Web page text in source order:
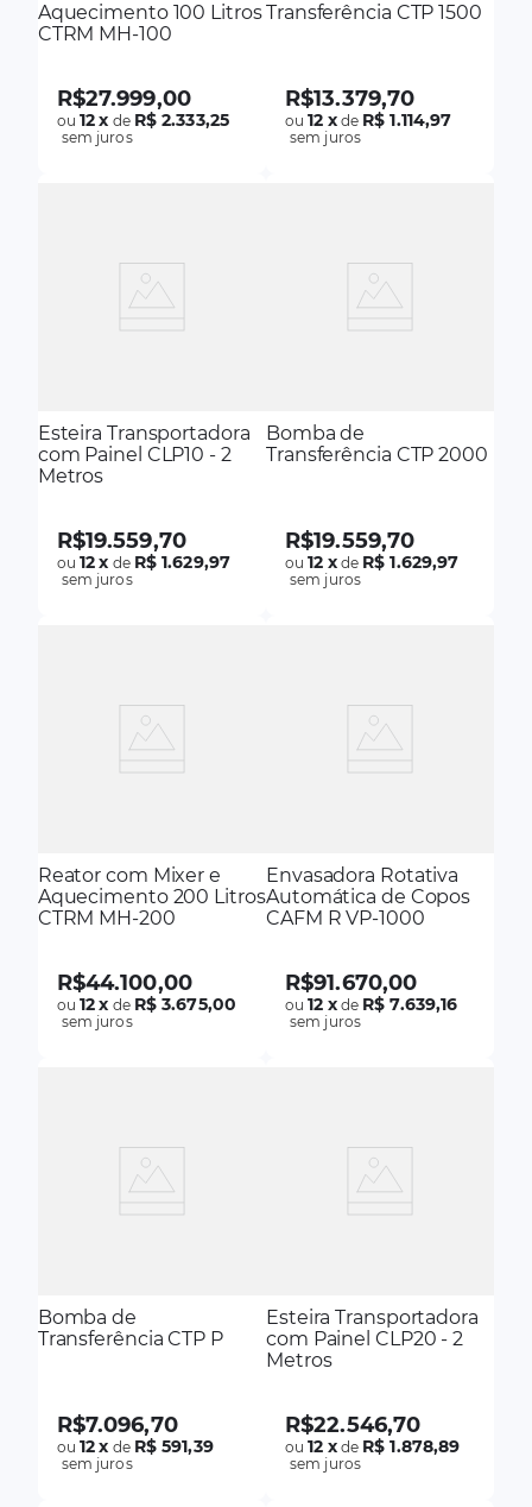
Aquecimento 100 Litros
CTRM MH-100
R$27.999,00
ou12x de R$ 2.333,25
sem juros
Transferência CTP 1500
R$13.379,70
ou12 xde R$ 1.114,97
sem juros
Esteira Transportadora
com Painel CLP10 - 2
Metros
R$19.559,70
ou12x de R$ 1.629,97
sem juros
Bomba de
Transferência CTP 2000
R$19.559,70
ou12 xde R$ 1.629,97
sem juros
Reator com Mixer e
Aquecimento 200 Litros
CTRM MH-200
R$44.100,00
ou12x de R$ 3.675,00
sem juros
Envasadora Rotativa
Automática de Copos
CAFM R VP-1000
R$91.670,00
ou12 xde R$ 7.639,16
sem juros
Bomba de
Transferência CTP P
R$7.096,70
ou12x de R$ 591,39
sem juros
Esteira Transportadora
com Painel CLP20 - 2
Metros
R$22.546,70
ou12 xde R$ 1.878,89
sem juros